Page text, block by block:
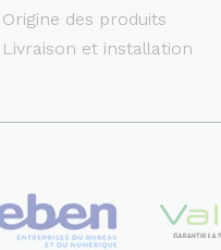
Origine des produits
Livraison et installation